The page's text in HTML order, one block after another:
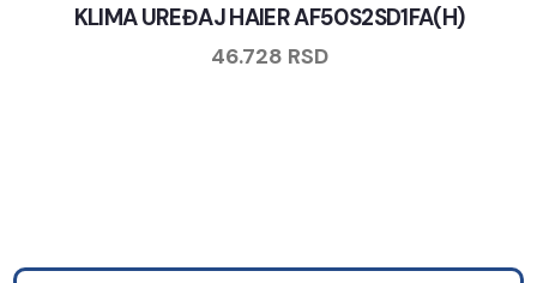
KLIMA UREĐAJ HAIER AF50S2SD1FA(H)
46.728 RSD